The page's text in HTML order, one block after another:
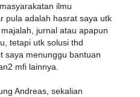
ilmu
pula adalah hasrat saya utk
jurnal atau apapun
tetapi utk solusi thd
saya menunggu bantuan
mfi lainnya.
Andreas, sekalian